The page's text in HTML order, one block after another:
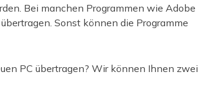
Bei manchen Programmen wie Adobe
Sonst können die Programme
PC übertragen? Wir können Ihnen zwei